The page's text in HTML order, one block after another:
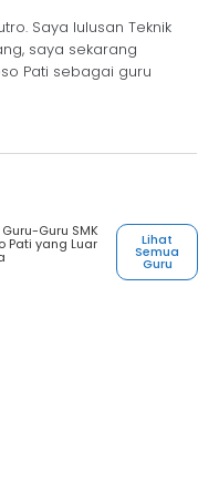
Saya lulusan Teknik
saya sekarang
Pati sebagai guru
Guru SMK
Pati yang Luar Lihat
Semua
Guru